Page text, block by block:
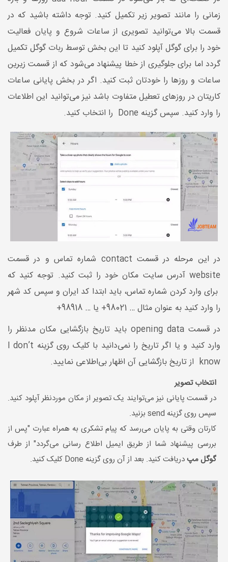
زمانی را مانند تصویر زیر تکمیل کنید. توجه داشته باشید که در
قسمت بالا می‌توانید تصویری از ساعات شروع و پایان فعالیت
خود را برای گوگل آپلود کنید تا این بخش توسط ربات گوگل تکمیل
گردد اما برای جلوگیری از خطا پیشنهاد می‌شود که از قسمت زیرین
ساعات و روزها را خودتان ثبت کنید. اگر در بخش پایانی ساعات
کاریتان در روزهای تعطیل متفاوت باشد نیز می‌توانید این اطلاعات
را وارد کنید. سپس گزینه Done را انتخاب کنید.
در این مرحله در قسمت contact شماره تماس و در قسمت
website آدرس سایت مکان خود را ثبت کنید. توجه کنید که
برای وارد کردن شماره تماس، باید ابتدا کد ایران و سپس کد شهر
را وارد کنید به عنوان مثال … 98021+ یا … 98918+
در قسمت opening data باید تاریخ بازگشایی مکان مدنظر را
وارد کنید و یا اگر تاریخ را نمی‌دانید با کلیک روی گزینه I don’t
know از تاریخ بازگشایی آن اظهار بی‌اطلاعی نمایید.
انتخاب تصویر
در قسمت پایانی نیز می‌توایند یک تصویر از مکان موردنظر آپلود کنید.
سپس روی گزینه send بزنید.
کارتان وقتی به پایان می‌رسد که پیام تشکری به همراه عبارت "پس از
بررسی پیشنهاد شما از طریق ایمیل اطلاع رسانی می‌گردد" از طرف
گوگل مپدریافت کنید. بعد از آن روی گزینه Done کلیک کنید.